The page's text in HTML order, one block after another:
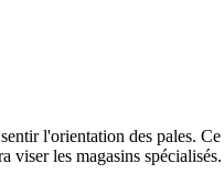
l'orientation des pales.
les magasins spécialisés.